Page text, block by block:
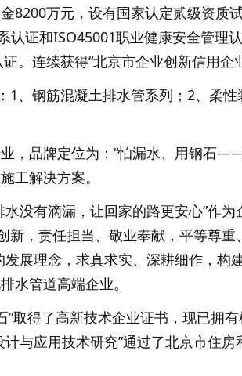
8200万元，设有国家认定贰级资质
认证和ISO45001职业健康安全管理
。连续获得“北京市企业创新信用企业
1、钢筋混凝土排水管系列；2、柔
，品牌定位为：“怕漏水、用钢石
工解决方案。
没有滴漏，让回家的路更安心”作
新，责任担当、敬业奉献，平等尊
展理念，求真求实、深耕细作，构
水管道高端企业。
”取得了高新技术企业证书，现已拥
计与应用技术研究”通过了北京市住